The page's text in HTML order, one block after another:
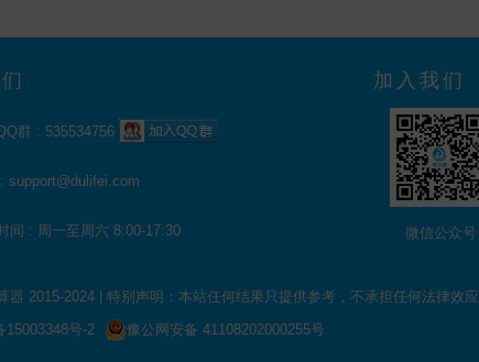
群 : 535534756
support@dulifei.com
间 : 周一至周六 8:00-17:30
加入我们
微信公众号
器 2015-2024 特别声明：本站任何结果只提供参考，不承担任何法律效应
15003348号-2 豫公网安备 41108202000255号